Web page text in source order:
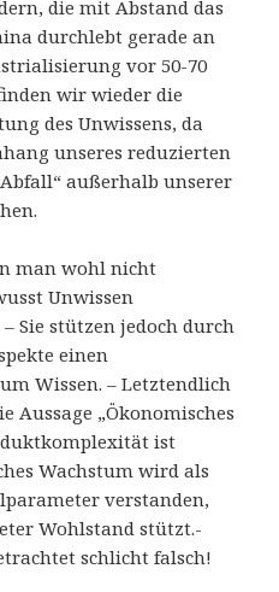
die mit Abstand das
durchlebt gerade an
vor 50-70
wir wieder die
des Unwissens, da
unseres reduzierten
außerhalb unserer
man wohl nicht
Unwissen
Sie stützen jedoch durch
einen
Wissen. – Letztendlich
Aussage „Ökonomisches
ist
Wachstum wird als
verstanden,
Wohlstand stützt.-
schlicht falsch!